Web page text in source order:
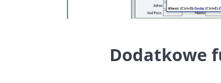
Dodatkowe